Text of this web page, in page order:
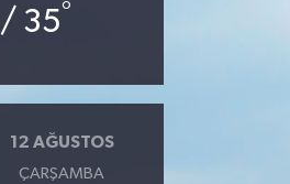
/ 35°
12 AĞUSTOS
ÇARŞAMBA